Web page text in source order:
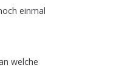
einmal
welche